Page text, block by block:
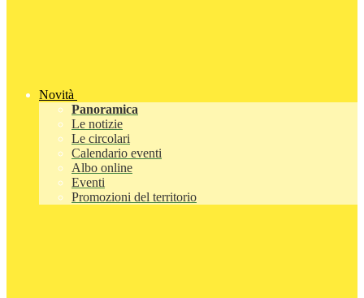
Novità
Panoramica
Le notizie
Le circolari
Calendario eventi
Albo online
Eventi
Promozioni del territorio